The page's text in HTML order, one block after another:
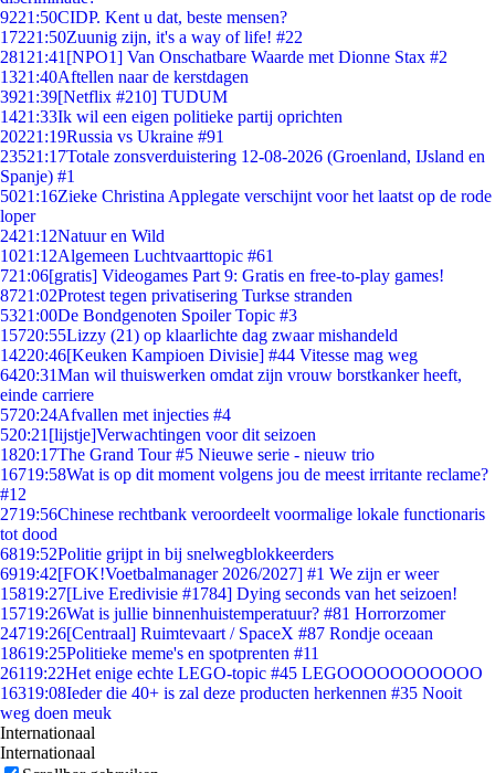
9221:50CIDP. Kent u dat, beste mensen?
17221:50Zuunig zijn, it's a way of life! #22
281 21:41 [NPO1] Van Onschatbare Waarde met Dionne Stax #2
1321:40Aftellen naar de kerstdagen
3921:39[Netflix #210] TUDUM
1421:33Ik wil een eigen politieke partij oprichten
20221:19Russia vs Ukraine #91
23521:17Totale zonsverduistering 12-08-2026 (Groenland, IJsland en
Spanje) #1
5021:16Zieke Christina Applegate verschijnt voor het laatst op de rode
loper
2421:12Natuur en Wild
1021:12Algemeen Luchtvaarttopic #61
721:06[gratis] Videogames Part 9: Gratis en free-to-play games!
8721:02Protest tegen privatisering Turkse stranden
5321:00De Bondgenoten Spoiler Topic #3
15720:55Lizzy (21) op klaarlichte dag zwaar mishandeld
14220:46[Keuken Kampioen Divisie] #44 Vitesse mag weg
6420:31Man wil thuiswerken omdat zijn vrouw borstkanker heeft,
einde carriere
5720:24Afvallen met injecties #4
520:21 [lijstje]Verwachtingen voor dit seizoen
1820:17The Grand Tour #5 Nieuwe serie - nieuw trio
16719:58Wat is op dit moment volgens jou de meest irritante reclame?
#12
2719:56Chinese rechtbank veroordeelt voormalige lokale functionaris
tot dood
6819:52Politie grijpt in bij snelwegblokkeerders
6919:42[FOK!Voetbalmanager 2026/2027] #1 We zijn er weer
15819:27[Live Eredivisie #1784] Dying seconds van het seizoen!
15719:26Wat is jullie binnenhuistemperatuur? #81 Horrorzomer
24719:26[Centraal] Ruimtevaart / SpaceX #87 Rondje oceaan
18619:25Politieke meme's en spotprenten #11
26119:22Het enige echte LEGO-topic #45 LEGOOOOOOOOOOO
16319:08Ieder die 40+ is zal deze producten herkennen #35 Nooit
weg doen meuk
Internationaal
Internationaal